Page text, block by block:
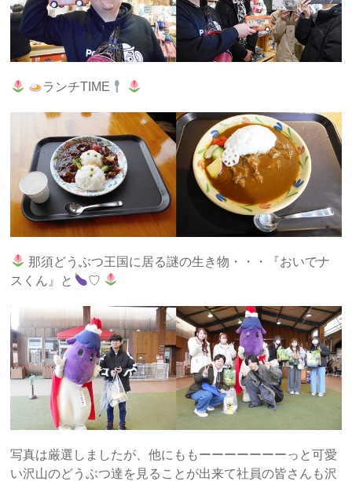
ランチTIME
那須どうぶつ王国に居る謎の生き物・・・『おいでナ
スくん』と
♡
写真は厳選しましたが、他にももーーーーーーーっと可愛
い沢山のどうぶつ達を見ることが出来て社員の皆さんも沢